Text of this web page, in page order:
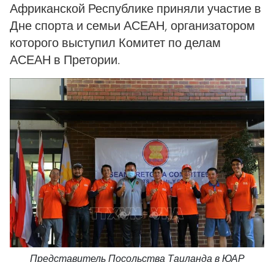
Африканской Республике приняли участие в
Дне спорта и семьи АСЕАН, организатором
которого выступил Комитет по делам
АСЕАН в Претории.
Представитель Посольства Таиланда в ЮАР